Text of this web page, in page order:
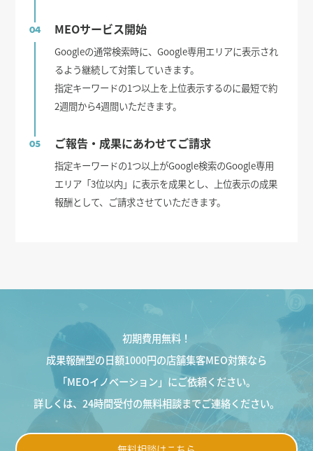
04 MEOサービス開始
Googleの通常検索時に、Google専用エリアに表示され
るよう継続して対策していきます。
指定キーワードの1つ以上を上位表示するのに最短で約
2週間から4週間いただきます。
05 ご報告・成果にあわせてご請求
指定キーワードの1つ以上がGoogle検索のGoogle専用
エリア「3位以内」に表示を成果とし、上位表示の成果
報酬として、ご請求させていただきます。
初期費用無料！
成果報酬型の日額1000円の店舗集客MEO対策なら
「MEOイノベーション」にご依頼ください。
詳しくは、24時間受付の無料相談までご連絡ください。